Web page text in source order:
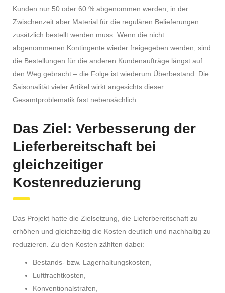
Kunden nur 50 oder 60 % abgenommen werden, in der
Zwischenzeit aber Material für die regulären Belieferungen
zusätzlich bestellt werden muss. Wenn die nicht
abgenommenen Kontingente wieder freigegeben werden, sind
die Bestellungen für die anderen Kundenaufträge längst auf
den Weg gebracht – die Folge ist wiederum Überbestand. Die
Saisonalität vieler Artikel wirkt angesichts dieser
Gesamtproblematik fast nebensächlich.
Das Ziel: Verbesserung der
Lieferbereitschaft bei
gleichzeitiger
Kostenreduzierung
Das Projekt hatte die Zielsetzung, die Lieferbereitschaft zu
erhöhen und gleichzeitig die Kosten deutlich und nachhaltig zu
reduzieren. Zu den Kosten zählten dabei:
Bestands- bzw. Lagerhaltungskosten,
Luftfrachtkosten,
Konventionalstrafen,